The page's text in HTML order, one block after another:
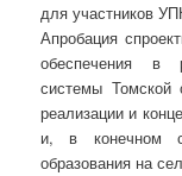
для участников
Апробация
обеспечения в
системы Томской
реализации и
и, в конечном
образования на